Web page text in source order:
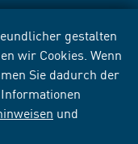
gestalten
wir Cookies. Wenn
Sie dadurch der
und